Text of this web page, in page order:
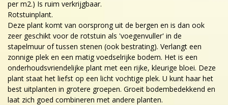
per m2.) Is ruim verkrijgbaar.
Rotstuinplant.
Deze plant komt van oorsprong uit de bergen en is dan ook
zeer geschikt voor de rotstuin als 'voegenvuller' in de
stapelmuur of tussen stenen (ook bestrating). Verlangt een
zonnige plek en een matig voedselrijke bodem. Het is een
onderhoudsvriendelijke plant met een rijke, kleurige bloei. Deze
plant staat het liefst op een licht vochtige plek. U kunt haar het
best uitplanten in grotere groepen. Groeit bodembedekkend en
laat zich goed combineren met andere planten.